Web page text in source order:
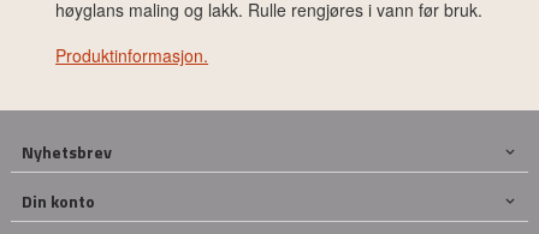
høyglans maling og lakk. Rulle rengjøres i vann før bruk.
Produktinformasjon.
Nyhetsbrev
Din konto